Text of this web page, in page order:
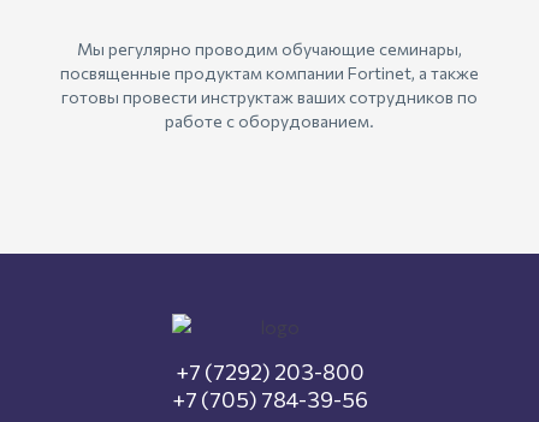
Мы регулярно проводим обучающие семинары,
посвященные продуктам компании Fortinet, а также
готовы провести инструктаж ваших сотрудников по
работе с оборудованием.
+7 (7292) 203-800
+7 (705) 784-39-56